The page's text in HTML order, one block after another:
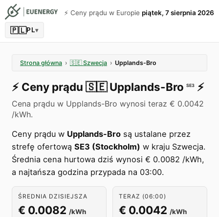
⚡️ Ceny prądu w Europie piątek, 7 sierpnia 2026
🇵🇱PL▾
Strona główna › 🇸🇪 Szwecja › Upplands-Bro
⚡️ Ceny prądu 🇸🇪 Upplands-Bro SE3 ⚡️
Cena prądu w Upplands-Bro wynosi teraz € 0.0042
/kWh.
Ceny prądu w Upplands-Bro są ustalane przez
strefę ofertową SE3 (Stockholm) w kraju Szwecja.
Średnia cena hurtowa dziś wynosi € 0.0082 /kWh,
a najtańsza godzina przypada na 03:00.
ŚREDNIA DZISIEJSZA
€ 0.0082 /kWh
TERAZ (06:00)
€ 0.0042 /kWh